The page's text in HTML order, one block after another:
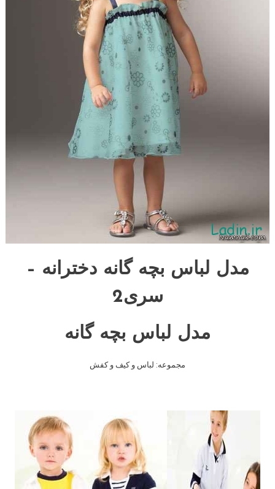
مدل لباس بچه گانه دخترانه –
سری2
مدل لباس بچه گانه
مجموعه: لباس و کیف و کفش